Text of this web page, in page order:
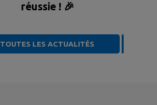
réussie ! 🎉
TOUTES LES ACTUALITÉS